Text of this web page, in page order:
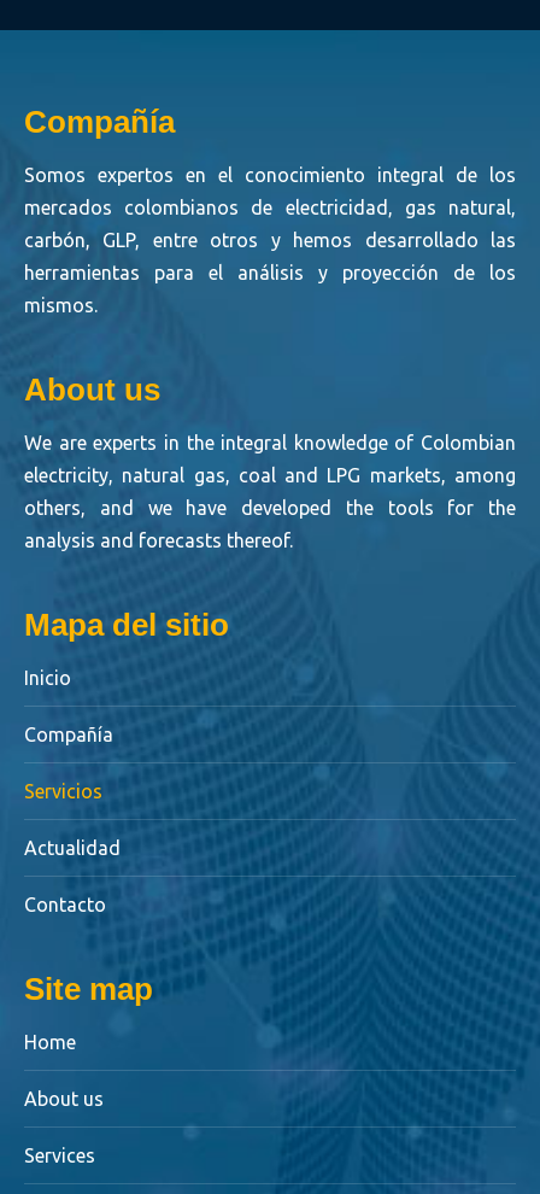
Compañía
Somos expertos en el conocimiento integral de los
mercados colombianos de electricidad, gas natural,
carbón, GLP, entre otros y hemos desarrollado las
herramientas para el análisis y proyección de los
mismos.
About us
We are experts in the integral knowledge of Colombian
electricity, natural gas, coal and LPG markets, among
others, and we have developed the tools for the
analysis and forecasts thereof.
Mapa del sitio
Inicio
Compañía
Servicios
Actualidad
Contacto
Site map
Home
About us
Services